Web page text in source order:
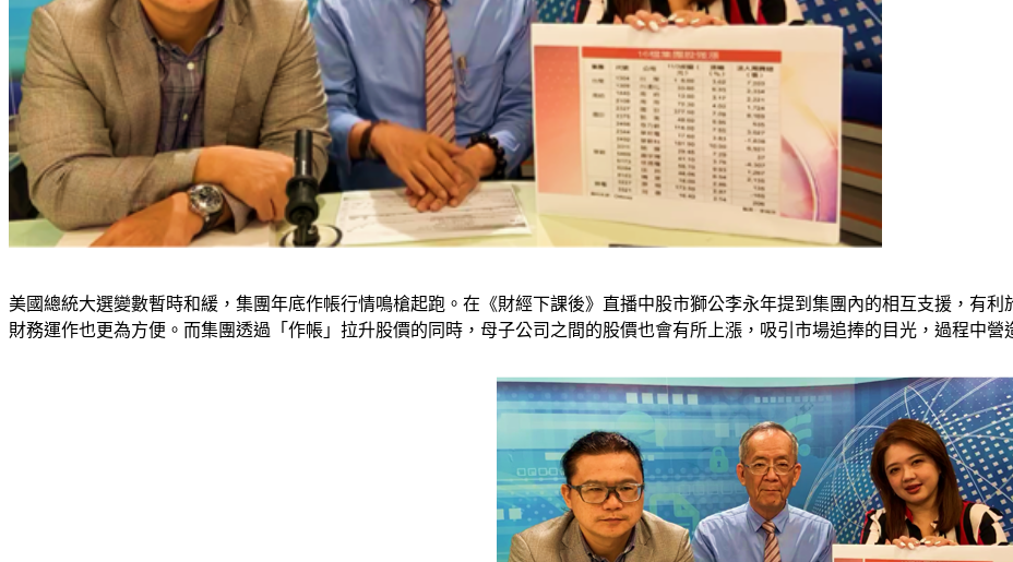
美國總統大選變數暫時和緩，集團年底作帳行情鳴槍起跑。在《財經下課後》直播中股市獅公李永年提到集團內的相互支援，有
財務運作也更為方便。而集團透過「作帳」拉升股價的同時，母子公司之間的股價也會有所上漲，吸引市場追捧的目光，過程中營